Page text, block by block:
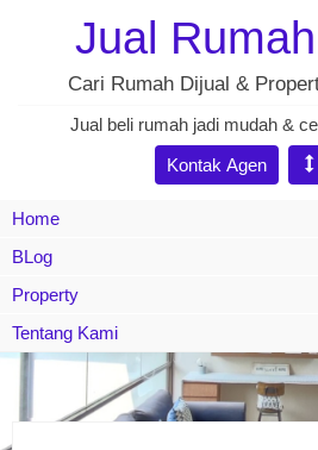
Jual
Cari Rumah Dijual &
Jual beli rumah jadi mudah &
Kontak Agen
Home
BLog
Property
Tentang Kami